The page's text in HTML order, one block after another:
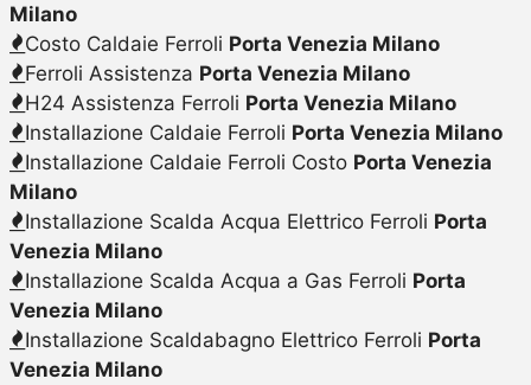
Milano
Costo Caldaie Ferroli Porta Venezia Milano
Ferroli Assistenza Porta Venezia Milano
H24 Assistenza Ferroli Porta Venezia Milano
Installazione Caldaie Ferroli Porta Venezia Milano
Installazione Caldaie Ferroli Costo Porta Venezia
Milano
Installazione Scalda Acqua Elettrico Ferroli Porta
Venezia Milano
Installazione Scalda Acqua a Gas Ferroli Porta
Venezia Milano
Installazione Scaldabagno Elettrico Ferroli Porta
Venezia Milano